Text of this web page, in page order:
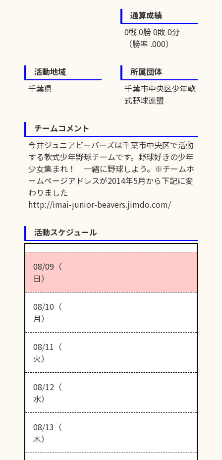
通算成績
0戦 0勝 0敗 0分
（勝率 .000）
活動地域
千葉県
所属団体
千葉市中央区少年軟
式野球連盟
チームコメント
今井ジュニアビーバーズは千葉市中央区で活動
する軟式少年野球チームです。野球好きの少年
少女集まれ！ 一緒に野球しよう。※チームホ
ームページアドレスが2014年5月から下記に変
わりました
http://imai-junior-beavers.jimdo.com/
活動スケジュール
08/09（
日）
08/10（
月）
08/11（
火）
08/12（
水）
08/13（
木）